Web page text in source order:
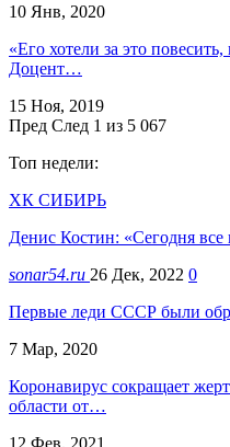
10 Янв, 2020
«Его хотели за это
Доцент…
15 Ноя, 2019
Пред След 1 из 5 067
Топ недели:
ХК СИБИРЬ
Денис Костин: «Сегодня все
sonar54.ru 26 Дек, 2022 0
Первые леди СССР были
7 Мар, 2020
Коронавирус сокращает
области от…
12 Фев, 2021